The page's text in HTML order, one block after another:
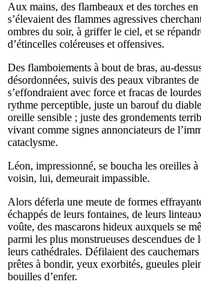
Aux mains, des flambeaux et des torches
s’élevaient des flammes agressives
ombres du soir, à griffer le ciel, et se
d’étincelles coléreuses et offensives.
Des flamboiements à bout de bras, au-
désordonnées, suivis des peaux vibrantes
s’effondraient avec force et fracas de
rythme perceptible, juste un barouf du
oreille sensible ; juste des grondements
vivant comme signes annonciateurs de
cataclysme.
Léon, impressionné, se boucha les oreilles
voisin, lui, demeurait impassible.
Alors déferla une meute de formes
échappés de leurs fontaines, de leurs
voûte, des mascarons hideux auxquels se
parmi les plus monstrueuses descendues de
leurs cathédrales. Défilaient des
prêtes à bondir, yeux exorbités, gueules
bouilles d’enfer.